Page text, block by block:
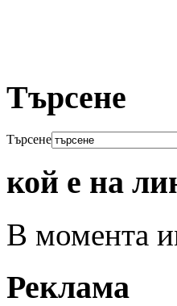
Търсене
Търсене
кой е на
В момента
Реклама